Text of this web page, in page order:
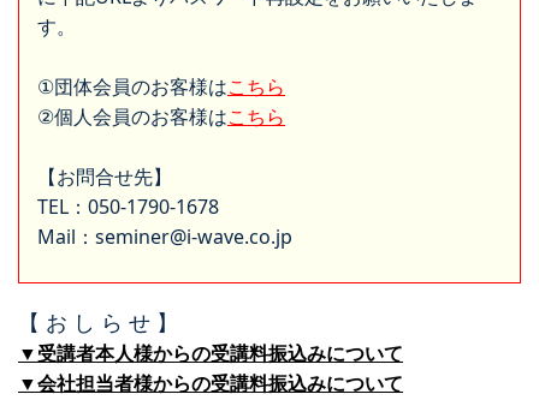
す。
①団体会員のお客様はこちら
②個人会員のお客様はこちら
【お問合せ先】
TEL：050-1790-1678
Mail：seminer@i-wave.co.jp
【 お し ら せ 】
▼受講者本人様からの受講料振込みについて
▼会社担当者様からの受講料振込みについて